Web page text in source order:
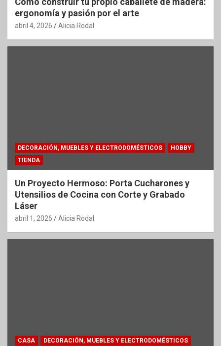
ergonomía y pasión por el arte
abril 4, 2026 Alicia Rodal
DECORACIÓN, MUEBLES Y ELECTRODOMÉSTICOS
HOBBY
TIENDA
Un Proyecto Hermoso: Porta Cucharones y
Utensilios de Cocina con Corte y Grabado
Láser
abril 1, 2026 Alicia Rodal
CASA
DECORACIÓN, MUEBLES Y ELECTRODOMÉSTICOS